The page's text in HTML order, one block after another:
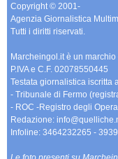
Copyright © 2001-
Agenzia Giornalistica
Tutti i diritti riservati.
Marcheingol.it è un marchio
P.IVA e C.F. 02078550445
Testata giornalistica iscritta
- Tribunale di Fermo
- ROC -Registro degli
Redazione:
Infoline: 3464232265 -